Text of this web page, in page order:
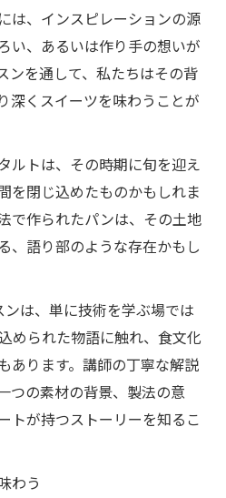
は、インスピレーションの源
い、あるいは作り手の想いが
ンを通して、私たちはその背
深くスイーツを味わうことが
ルトは、その時期に旬を迎え
を閉じ込めたものかもしれま
で作られたパンは、その土地
、語り部のような存在かもし
は、単に技術を学ぶ場では
められた物語に触れ、食文化
あります。講師の丁寧な解説
つの素材の背景、製法の意
トが持つストーリーを知るこ
わう